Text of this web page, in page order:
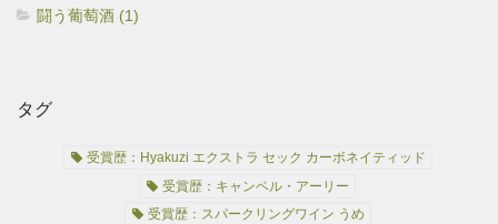
闘う葡萄酒 (1)
タグ
受賞歴：Hyakuzi エクストラ セック カーボネイティッド
受賞歴：キャンベル・アーリー
受賞歴：スパークリングワイン うめ